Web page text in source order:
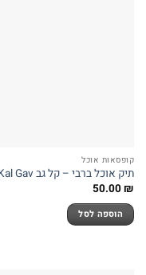
קופסאות אוכל
תיק אוכל ברבי – קל גב Kal Gav
50.00₪
הוספה לסל